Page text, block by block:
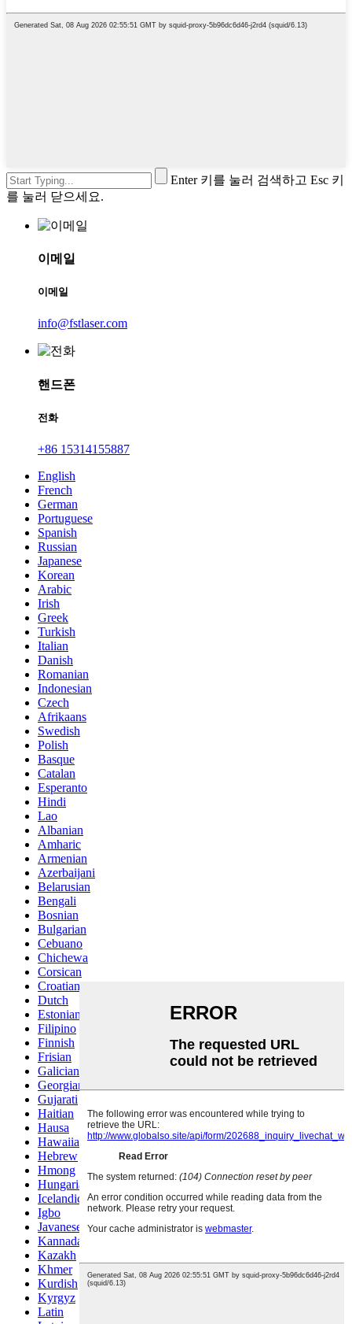
Enter 키를 눌러 검색하고 Esc 키
를 눌러 닫으세요.
이메일
이메일
info@fstlaser.com
핸드폰
전화
+86 15314155887
English
French
German
Portuguese
Spanish
Russian
Japanese
Korean
Arabic
Irish
Greek
Turkish
Italian
Danish
Romanian
Indonesian
Czech
Afrikaans
Swedish
Polish
Basque
Catalan
Esperanto
Hindi
Lao
Albanian
Amharic
Armenian
Azerbaijani
Belarusian
Bengali
Bosnian
Bulgarian
Cebuano
Chichewa
Corsican
Croatian
Dutch
Estonian
Filipino
Finnish
Frisian
Galician
Georgian
Gujarati
Haitian
Hausa
Hawaiian
Hebrew
Hmong
Hungarian
Icelandic
Igbo
Javanese
Kannada
Kazakh
Khmer
Kurdish
Kyrgyz
Latin